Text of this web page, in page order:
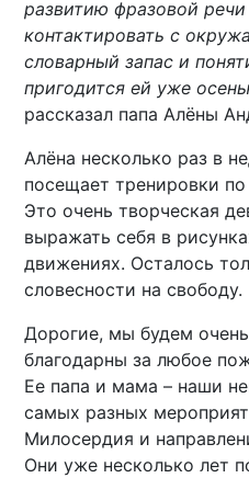
развитию фразовой
контактировать с
словарный запас и
пригодится ей уже
рассказал папа Алёны
Алёна несколько раз в
посещает тренировки
Это очень творческая
выражать себя в
движениях. Осталось
словесности на свободу.
Дорогие, мы будем
благодарны за любое
Ее папа и мама – наши
самых разных
Милосердия и
Они уже несколько лет